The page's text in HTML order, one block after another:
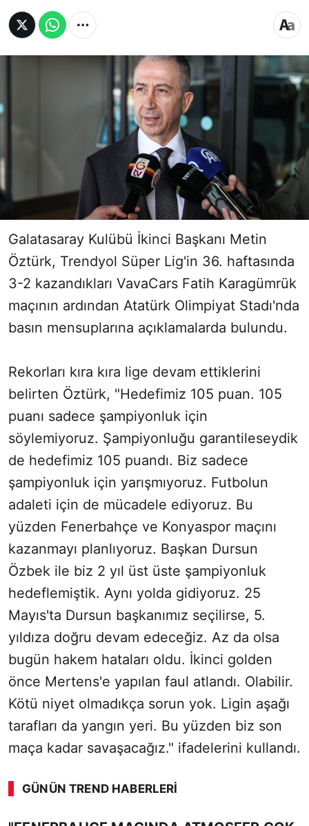
Galatasaray Kulübü İkinci Başkanı Metin
Öztürk, Trendyol Süper Lig'in 36. haftasında
3-2 kazandıkları VavaCars Fatih Karagümrük
maçının ardından Atatürk Olimpiyat Stadı'nda
basın mensuplarına açıklamalarda bulundu.
Rekorları kıra kıra lige devam ettiklerini
belirten Öztürk, "Hedefimiz 105 puan. 105
puanı sadece şampiyonluk için
söylemiyoruz. Şampiyonluğu garantileseydik
de hedefimiz 105 puandı. Biz sadece
şampiyonluk için yarışmıyoruz. Futbolun
adaleti için de mücadele ediyoruz. Bu
yüzden Fenerbahçe ve Konyaspor maçını
kazanmayı planlıyoruz. Başkan Dursun
Özbek ile biz 2 yıl üst üste şampiyonluk
hedeflemiştik. Aynı yolda gidiyoruz. 25
Mayıs'ta Dursun başkanımız seçilirse, 5.
yıldıza doğru devam edeceğiz. Az da olsa
bugün hakem hataları oldu. İkinci golden
önce Mertens'e yapılan faul atlandı. Olabilir.
Kötü niyet olmadıkça sorun yok. Ligin aşağı
tarafları da yangın yeri. Bu yüzden biz son
maça kadar savaşacağız." ifadelerini kullandı.
GÜNÜN TREND HABERLERI
00:01 / 02:14